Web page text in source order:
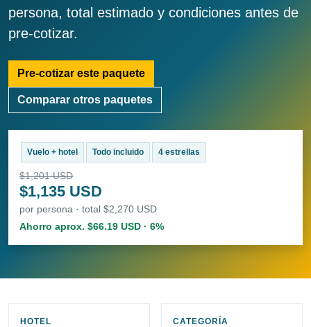
persona, total estimado y condiciones antes de
pre-cotizar.
Pre-cotizar este paquete
Comparar otros paquetes
Vuelo + hotel Todo incluido 4 estrellas
$1,201 USD
$1,135 USD
por persona · total $2,270 USD
Ahorro aprox. $66.19 USD · 6%
HOTEL CATEGORÍA